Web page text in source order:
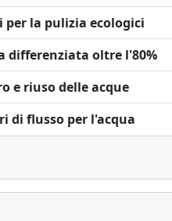
la pulizia ecologici
differenziata oltre l'80%
e riuso delle acque
di flusso per l'acqua